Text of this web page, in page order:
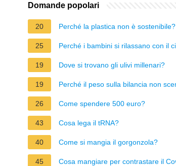
Domande popolari
20 Perché la plastica non è sostenibile?
25 Perché i bambini si rilassano con il
19 Dove si trovano gli ulivi millenari?
19 Perché il peso sulla bilancia non
26 Come spendere 500 euro?
43 Cosa lega il tRNA?
40 Come si mangia il gorgonzola?
45 Cosa mangiare per contrastare il